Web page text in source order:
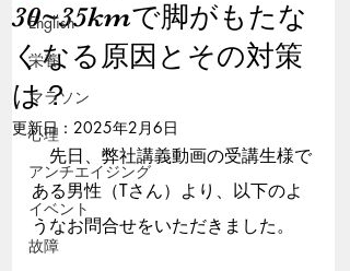
English
栄養
マラソン
心理
アンチエイジング
イベント
故障
30~35kmで脚がもたな
くなる原因とその対策
は？
更新日： 2025年2月6日
先日、弊社講義動画の受講生様で
ある男性（Tさん）より、以下のよ
うなお問合せをいただきました。